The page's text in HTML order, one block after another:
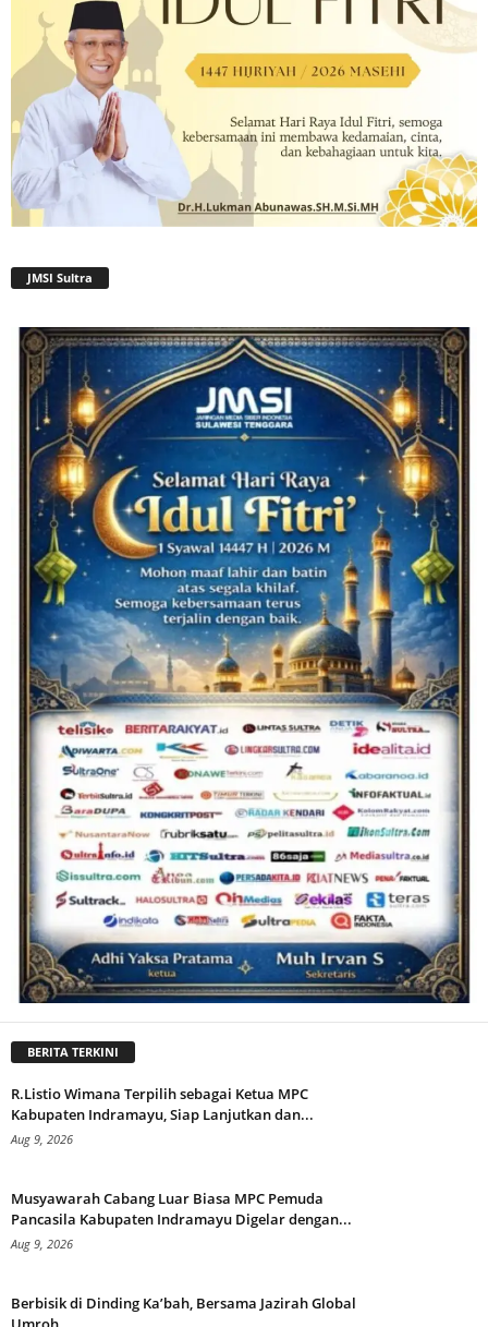
JMSI Sultra
BERITA TERKINI
R.Listio Wimana Terpilih sebagai Ketua MPC
Kabupaten Indramayu, Siap Lanjutkan dan...
Aug 9, 2026
Musyawarah Cabang Luar Biasa MPC Pemuda
Pancasila Kabupaten Indramayu Digelar dengan...
Aug 9, 2026
Berbisik di Dinding Ka’bah, Bersama Jazirah Global